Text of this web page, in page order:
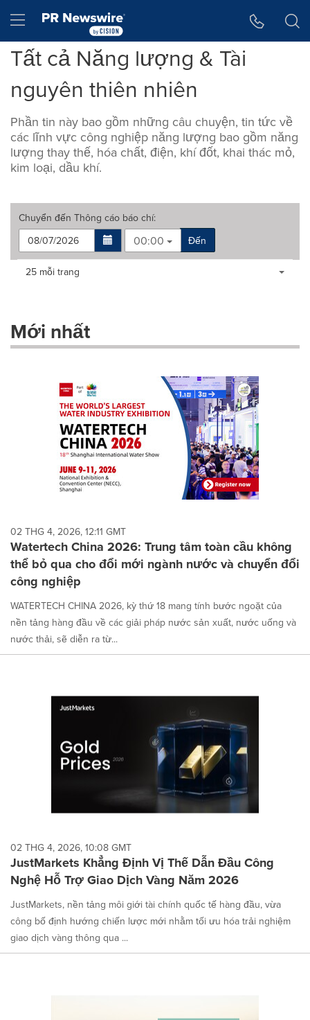
Hamburger menu
Tất cả Năng lượng & Tài
nguyên thiên nhiên
Phần tin này bao gồm những câu chuyện, tin tức về
các lĩnh vực công nghiệp năng lượng bao gồm năng
lượng thay thế, hóa chất, điện, khí đốt, khai thác mỏ,
kim loại, dầu khí.
Chuyển đến Thông cáo báo chí:
00:00
Đến
Making
these
dropdown
will
each
option
is
selected.
Items per page:
25 mỗi trang
Mới nhất
02 THG 4, 2026, 12:11 GMT
Watertech China 2026: Trung tâm toàn cầu không
thể bỏ qua cho đổi mới ngành nước và chuyển đổi
công nghiệp
WATERTECH CHINA 2026, kỳ thứ 18 mang tính bước ngoặt của
nền tảng hàng đầu về các giải pháp nước sản xuất, nước uống và
nước thải, sẽ diễn ra từ...
02 THG 4, 2026, 10:08 GMT
JustMarkets Khẳng Định Vị Thế Dẫn Đầu Công
Nghệ Hỗ Trợ Giao Dịch Vàng Năm 2026
JustMarkets, nền tảng môi giới tài chính quốc tế hàng đầu, vừa
công bố định hướng chiến lược mới nhằm tối ưu hóa trải nghiệm
giao dịch vàng thông qua ...